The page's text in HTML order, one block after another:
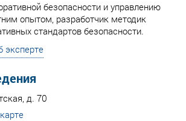
безопасности и управлению
опытом, разработчик методик
стандартов безопасности.
эксперте
д. 70